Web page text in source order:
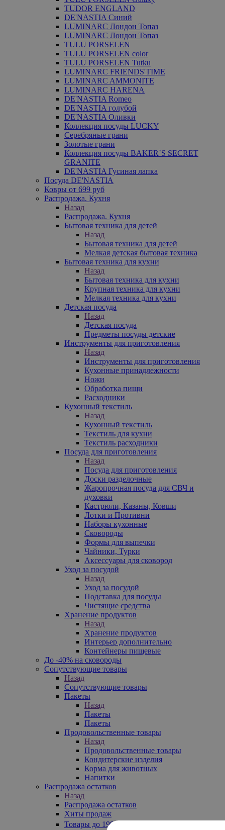
TUDOR ENGLAND
DE'NASTIA Синий
LUMINARC Лондон Топаз
LUMINARC Лондон Топаз
TULU PORSELEN
TULU PORSELEN color
TULU PORSELEN Tutku
LUMINARC FRIENDS'TIME
LUMINARC AMMONITE
LUMINARC HARENA
DE'NASTIA Romeo
DE'NASTIA голубой
DE'NASTIA Оливки
Коллекция посуды LUCKY
Серебряные грани
Золотые грани
Коллекция посуды BAKER`S SECRET
GRANITE
DE'NASTIA Гусиная лапка
Посуда DE'NASTIA
Ковры от 699 руб
Распродажа. Кухня
Назад
Распродажа. Кухня
Бытовая техника для детей
Назад
Бытовая техника для детей
Мелкая детская бытовая техника
Бытовая техника для кухни
Назад
Бытовая техника для кухни
Крупная техника для кухни
Мелкая техника для кухни
Детская посуда
Назад
Детская посуда
Предметы посуды детские
Инструменты для приготовления
Назад
Инструменты для приготовления
Кухонные принадлежности
Ножи
Обработка пищи
Расходники
Кухонный текстиль
Назад
Кухонный текстиль
Текстиль для кухни
Текстиль расходники
Посуда для приготовления
Назад
Посуда для приготовления
Доски разделочные
Жаропрочная посуда для СВЧ и
духовки
Кастрюли, Казаны, Ковши
Лотки и Противни
Наборы кухонные
Сковороды
Формы для выпечки
Чайники, Турки
Аксессуары для сковород
Уход за посудой
Назад
Уход за посудой
Подставка для посуды
Чистящие средства
Хранение продуктов
Назад
Хранение продуктов
Интерьер дополнительно
Контейнеры пищевые
До -40% на сковороды
Сопутствующие товары
Назад
Сопутствующие товары
Пакеты
Назад
Пакеты
Пакеты
Продовольственные товары
Назад
Продовольственные товары
Кондитерские изделия
Корма для животных
Напитки
Распродажа остатков
Назад
Распродажа остатков
Хиты продаж
Товары до 199₽